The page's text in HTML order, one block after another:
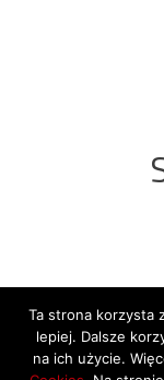
Ta strona korzysta
lepiej. Dalsze
na ich użycie.